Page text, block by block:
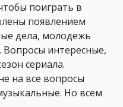
поиграть в
появлением
дела, молодежь
Вопросы интересные,
сериала.
на все вопросы
Но всем